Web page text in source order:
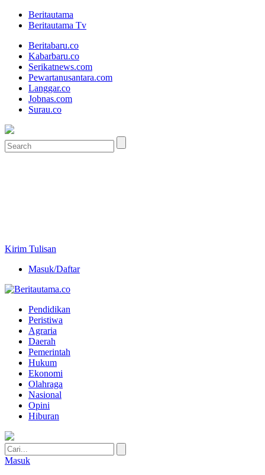
Beritautama
Beritautama Tv
Beritabaru.co
Kabarbaru.co
Serikatnews.com
Pewartanusantara.com
Langgar.co
Jobnas.com
Surau.co
Kirim Tulisan
Masuk/Daftar
Pendidikan
Peristiwa
Agraria
Daerah
Pemerintah
Hukum
Ekonomi
Olahraga
Nasional
Opini
Hiburan
Masuk